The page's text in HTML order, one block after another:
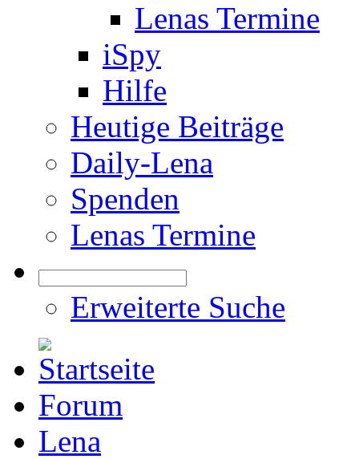
Lenas Termine
iSpy
Hilfe
Heutige Beiträge
Daily-Lena
Spenden
Lenas Termine
Erweiterte Suche
Forum
Lena